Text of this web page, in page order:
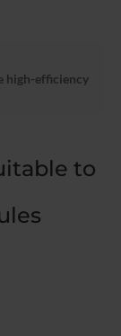
high-efficiency
to